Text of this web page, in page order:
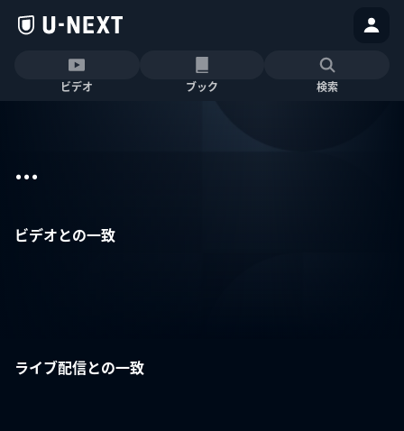
ビデオ ブック 検索
...
ビデオとの一致
ライブ配信との一致